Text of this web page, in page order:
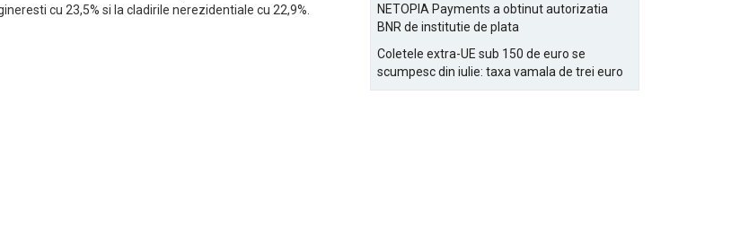
cu 23,5% si la cladirile nerezidentiale cu 22,9%.
NETOPIA Payments a obtinut autorizatia
BNR de institutie de plata
Coletele extra-UE sub 150 de euro se
scumpesc din iulie: taxa vamala de trei euro
pe articol, adaugata la taxa logistica